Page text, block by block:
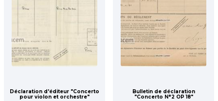
Déclaration d'éditeur "Concerto
pour violon et orchestre"
Bulletin de déclaration
"Concerto N°2 OP 18"